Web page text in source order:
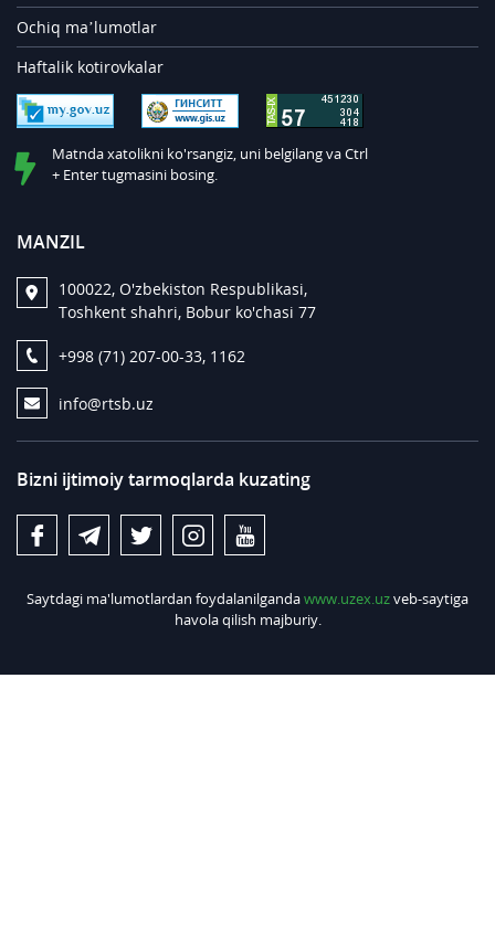
Ochiq ma’lumotlar
Haftalik kotirovkalar
Matnda xatolikni ko'rsangiz, uni belgilang va Ctrl
+ Enter tugmasini bosing.
MANZIL
100022, O'zbekiston Respublikasi,
Toshkent shahri, Bobur ko'chasi 77
+998 (71) 207-00-33, 1162
info@rtsb.uz
Bizni ijtimoiy tarmoqlarda kuzating
Saytdagi ma'lumotlardan foydalanilgandawww.uzex.uzveb-saytiga
havola qilish majburiy.